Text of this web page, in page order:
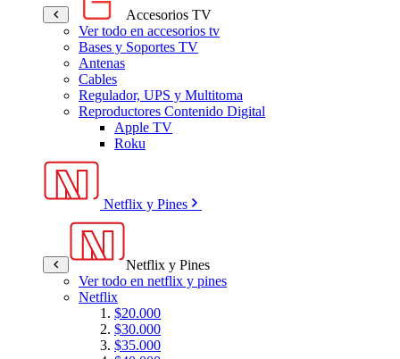
Accesorios TV
Ver todo en accesorios tv
Bases y Soportes TV
Antenas
Cables
Regulador, UPS y Multitoma
Reproductores Contenido Digital
Apple TV
Roku
Netflix y Pines
Netflix y Pines
Ver todo en netflix y pines
Netflix
$20.000
$30.000
$35.000